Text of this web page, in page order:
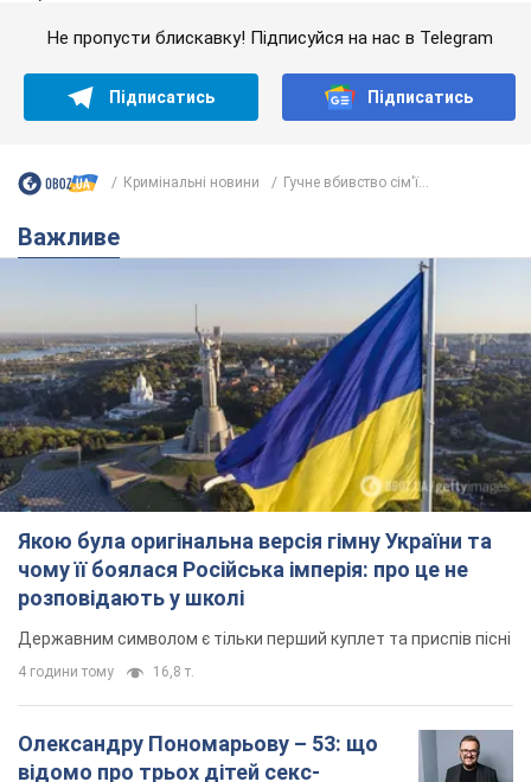
Не пропусти блискавку! Підписуйся на нас в Telegram
Підписатись Підписатись
Кримінальні новини Гучне вбивство сім'ї...
Важливе
Якою була оригінальна версія гімну України та
чому її боялася Російська імперія: про це не
розповідають у школі
Державним символом є тільки перший куплет та приспів пісні
4 години тому 16,8 т.
Олександру Пономарьову – 53: що
відомо про трьох дітей секс-